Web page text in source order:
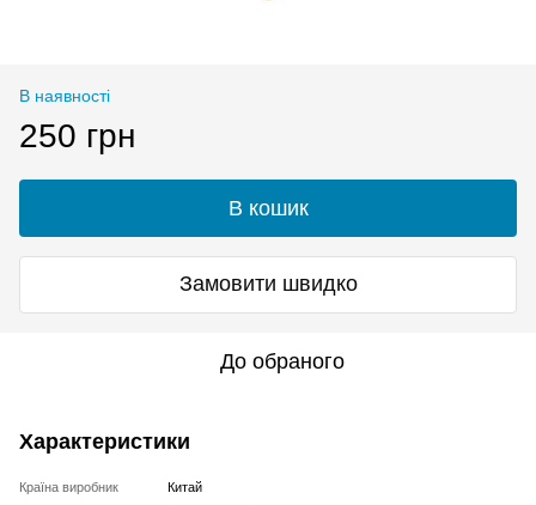
В наявності
250 грн
В кошик
Замовити швидко
До обраного
Характеристики
Країна виробник
Китай